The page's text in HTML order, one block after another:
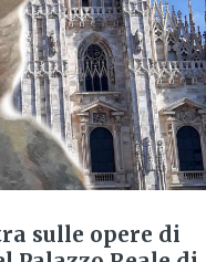
sulle opere di